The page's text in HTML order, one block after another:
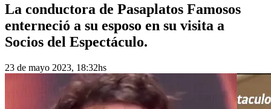
La conductora de Pasaplatos Famosos
enterneció a su esposo en su visita a
Socios del Espectáculo.
23 de mayo 2023, 18:32hs